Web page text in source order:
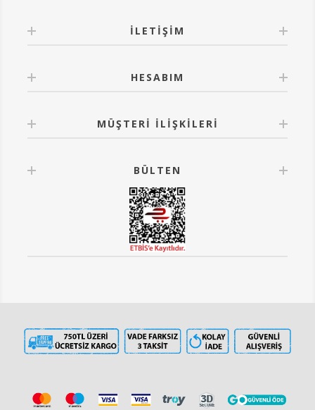
İLETIŞIM
HESABIM
MÜŞTERI İLIŞKILERI
BÜLTEN